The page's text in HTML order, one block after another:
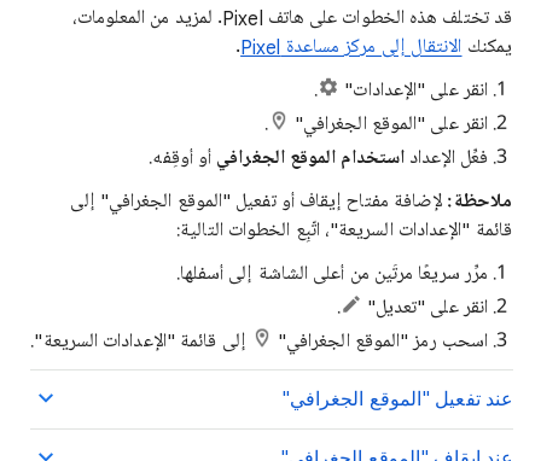
قد تختلف هذه الخطوات على هاتف Pixel. لمزيد من المعلومات،
يمكنك الانتقال إلى مركز مساعدة Pixel
.
انقر على "الإعدادات"
.
انقر على "الموقع الجغرافي"
.
فعِّل الإعداد استخدام الموقع الجغرافي أو أوقِفه.
ملاحظة: لإضافة مفتاح إيقاف أو تفعيل "الموقع الجغرافي" إلى
قائمة "الإعدادات السريعة"، اتّبِع الخطوات التالية:
مرِّر سريعًا مرتَين من أعلى الشاشة إلى أسفلها.
انقر على "تعديل"
.
اسحب رمز "الموقع الجغرافي"
إلى قائمة "الإعدادات السريعة".
عند تفعيل "الموقع الجغرافي"